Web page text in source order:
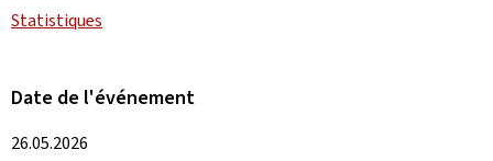
Statistiques
Date de l'événement
26.05.2026